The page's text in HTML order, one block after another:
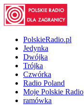
PolskieRadio.pl
Jedynka
Dwójka
Trójka
Czwórka
Radio Poland
Moje Polskie Radio
ramówka